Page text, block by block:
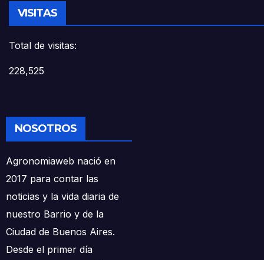
VISITAS
Total de visitas:
228,525
NOSOTROS
Agronomiaweb nació en
2017 para contar las
noticias y la vida diaria de
nuestro Barrio y de la
Ciudad de Buenos Aires.
Desde el primer día